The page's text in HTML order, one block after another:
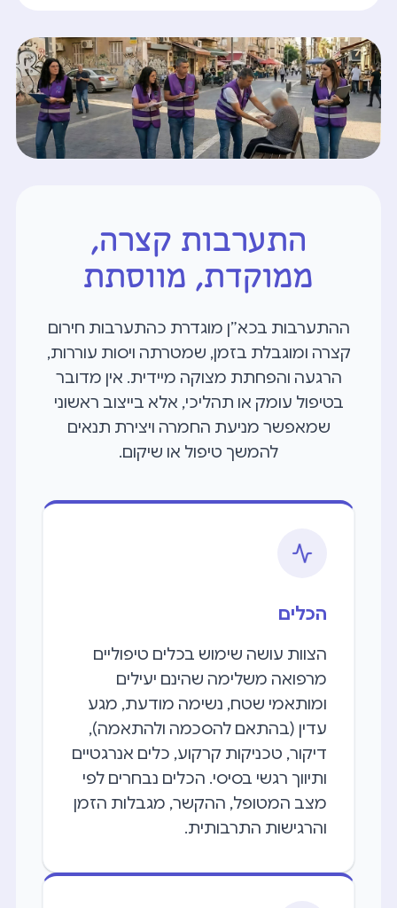
התערבות קצרה,
ממוקדת, מווסתת
ההתערבות בכא״ן מוגדרת כהתערבות חירום
קצרה ומוגבלת בזמן, שמטרתה ויסות עוררות,
הרגעה והפחתת מצוקה מיידית. אין מדובר
בטיפול עומק או תהליכי, אלא בייצוב ראשוני
שמאפשר מניעת החמרה ויצירת תנאים
להמשך טיפול או שיקום.
הכלים
הצוות עושה שימוש בכלים טיפוליים
מרפואה משלימה שהינם יעילים
ומותאמי שטח, נשימה מודעת, מגע
עדין (בהתאם להסכמה ולהתאמה),
דיקור, טכניקות קרקוע, כלים אנרגטיים
ותיווך רגשי בסיסי. הכלים נבחרים לפי
מצב המטופל, ההקשר, מגבלות הזמן
והרגישות התרבותית.